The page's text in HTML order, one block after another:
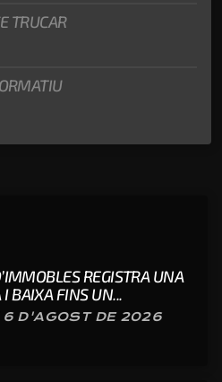
TRUCAR
REGISTRA UNA
I BAIXA FINS UN...
6 D'AGOST DE 2026